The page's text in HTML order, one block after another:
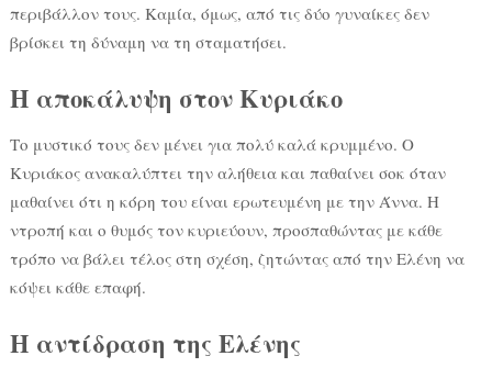
περιβάλλον τους. Καμία, όμως, από τις δύο γυναίκες δεν
βρίσκει τη δύναμη να τη σταματήσει.
Η αποκάλυψη στον Κυριάκο
Το μυστικό τους δεν μένει για πολύ καλά κρυμμένο. Ο
Κυριάκος ανακαλύπτει την αλήθεια και παθαίνει σοκ όταν
μαθαίνει ότι η κόρη του είναι ερωτευμένη με την Άννα. Η
ντροπή και ο θυμός τον κυριεύουν, προσπαθώντας με κάθε
τρόπο να βάλει τέλος στη σχέση, ζητώντας από την Ελένη να
κόψει κάθε επαφή.
Η αντίδραση της Ελένης